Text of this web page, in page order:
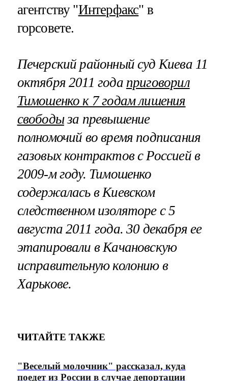
агентству "Интерфакс" в
горсовете.
Печерский районный суд Киева 11
октября 2011 года приговорил
Тимошенко к 7 годам лишения
свободыза превышение
полномочий во время подписания
газовых контрактов с Россией в
2009-м году. Тимошенко
содержалась в Киевском
следственном изоляторе с 5
августа 2011 года. 30 декабря ее
этапировали в Качановскую
исправительную колонию в
Харькове.
ЧИТАЙТЕ ТАКЖЕ
"Веселый молочник" рассказал, куда
поедет из России в случае депортации